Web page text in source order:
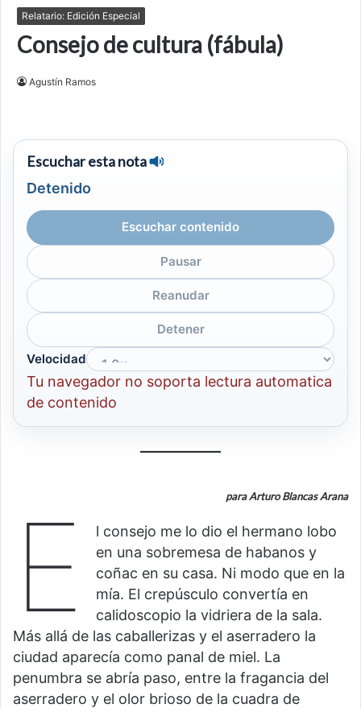
Relatario: Edición Especial
Consejo de cultura (fábula)
Agustín Ramos
Escuchar esta nota
Detenido
Escuchar contenido
Pausar
Reanudar
Detener
Velocidad
Tu navegador no soporta lectura automatica
de contenido
para Arturo Blancas Arana
E
l consejo me lo dio el hermano lobo
en una sobremesa de habanos y
coñac en su casa. Ni modo que en la
mía. El crepúsculo convertía en
calidoscopio la vidriera de la sala.
Más allá de las caballerizas y el aserradero la
ciudad aparecía como panal de miel. La
penumbra se abría paso, entre la fragancia del
aserradero y el olor brioso de la cuadra de